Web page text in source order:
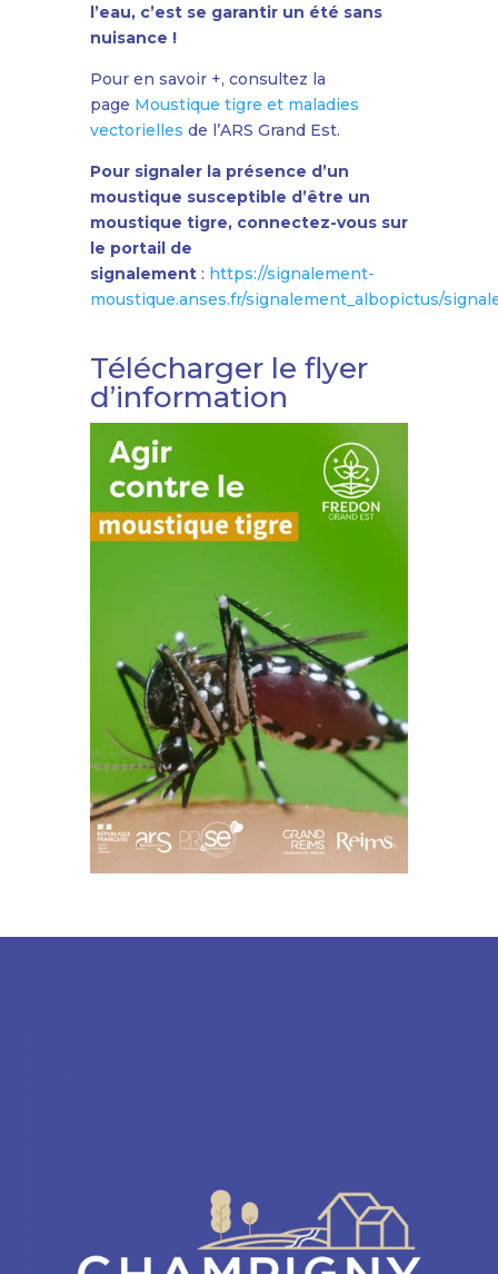
l’eau, c’est se garantir un été sans
nuisance !
Pour en savoir +, consultez la
page Moustique tigre et maladies
vectorielles de l’ARS Grand Est.
Pour signaler la présence d’un
moustique susceptible d’être un
moustique tigre, connectez-vous sur
le portail de
signalement: https://signalement-
moustique.anses.fr/signalement_albopictus/
Télécharger le flyer
d’information